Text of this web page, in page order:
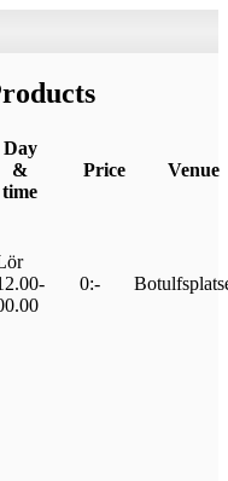
Day
&
time
Price Venue
0:-